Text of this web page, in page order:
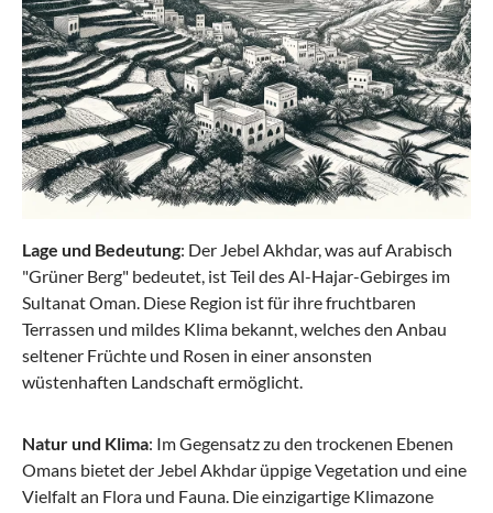
Lage und Bedeutung: Der Jebel Akhdar, was auf Arabisch
"Grüner Berg" bedeutet, ist Teil des Al-Hajar-Gebirges im
Sultanat Oman. Diese Region ist für ihre fruchtbaren
Terrassen und mildes Klima bekannt, welches den Anbau
seltener Früchte und Rosen in einer ansonsten
wüstenhaften Landschaft ermöglicht.
Natur und Klima: Im Gegensatz zu den trockenen Ebenen
Omans bietet der Jebel Akhdar üppige Vegetation und eine
Vielfalt an Flora und Fauna. Die einzigartige Klimazone